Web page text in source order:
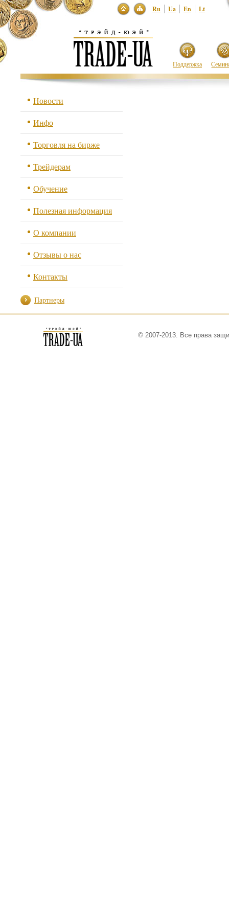
Ru Ua En Lt
Поддержка
Новости
Инфо
Торговля на бирже
Трейдерам
Обучение
Полезная информация
О компании
Отзывы о нас
Контакты
Партнеры
© 2007-2013. Все права